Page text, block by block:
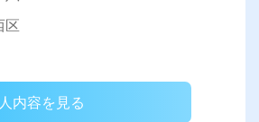
区
内容を見る